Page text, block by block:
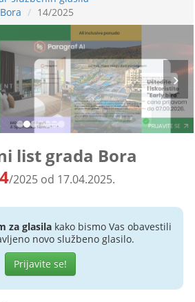
14/2025
list grada Bora
/2025 od 17.04.2025.
za glasilakako bismo Vas obavestili
novo službeno glasilo.
Prijavite se!